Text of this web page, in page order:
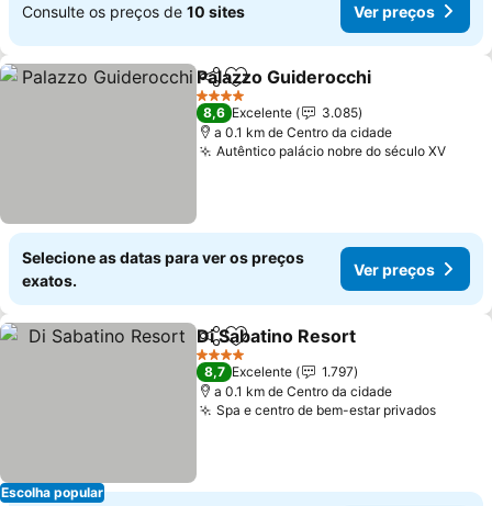
Consulte os preços de 10 sites Ver preços
PartilharAdicionar aos favoritos
Palazzo Guiderocchi
4 Estrelas
8,6 Excelente
3.085
a 0.1 km de Centro da cidade
Autêntico palácio nobre do século XVVer
Selecione as datas para ver os preços
exatos.
Ver preços
Escolha popular
PartilharAdicionar aos favoritos
Di Sabatino Resort
4 Estrelas
8,7 Excelente
1.797
a 0.1 km de Centro da cidade
Spa e centro de bem-estar privadosVer